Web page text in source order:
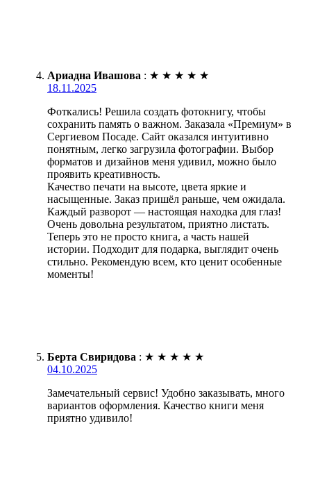
Ариадна Ивашова : ★ ★ ★ ★ ★
18.11.2025
Фоткались! Решила создать фотокнигу, чтобы
сохранить память о важном. Заказала «Премиум» в
Сергиевом Посаде. Сайт оказался интуитивно
понятным, легко загрузила фотографии. Выбор
форматов и дизайнов меня удивил, можно было
проявить креативность.
Качество печати на высоте, цвета яркие и
насыщенные. Заказ пришёл раньше, чем ожидала.
Каждый разворот — настоящая находка для глаз!
Очень довольна результатом, приятно листать.
Теперь это не просто книга, а часть нашей
истории. Подходит для подарка, выглядит очень
стильно. Рекомендую всем, кто ценит особенные
моменты!
Берта Свиридова : ★ ★ ★ ★ ★
04.10.2025
Замечательный сервис! Удобно заказывать, много
вариантов оформления. Качество книги меня
приятно удивило!